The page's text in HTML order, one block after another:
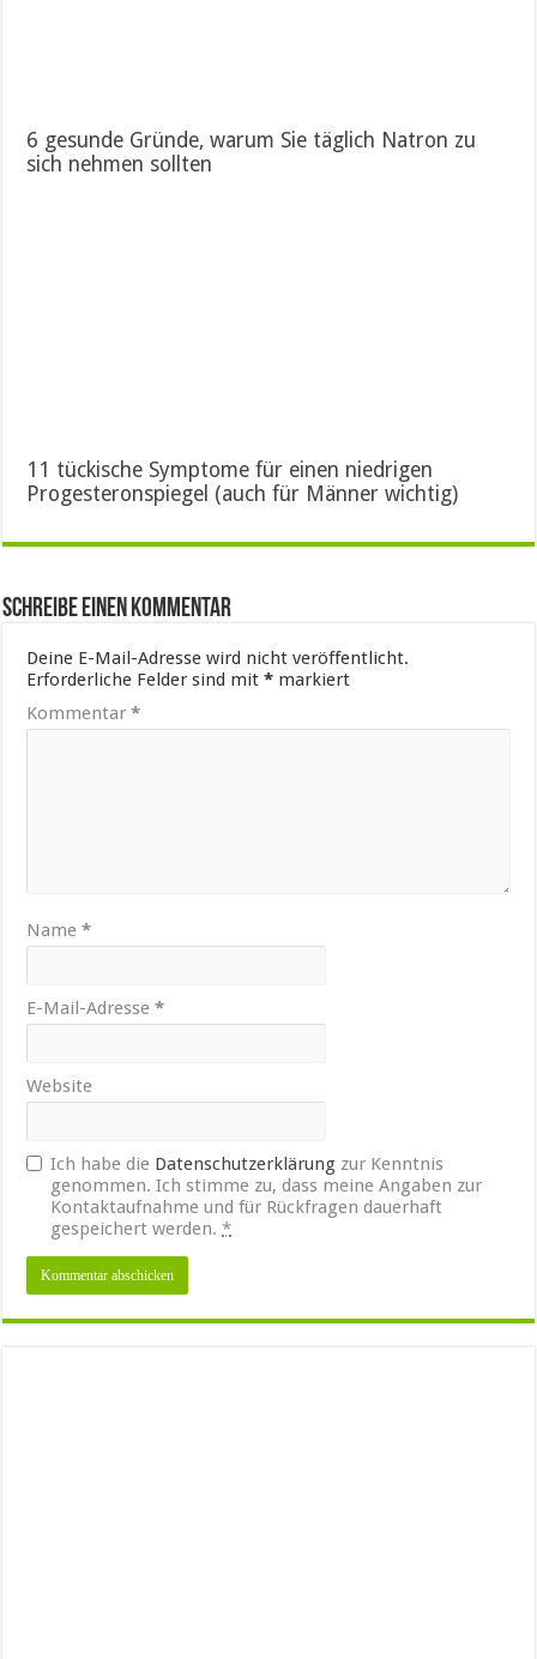
6 gesunde Gründe, warum Sie täglich Natron zu
sich nehmen sollten
11 tückische Symptome für einen niedrigen
Progesteronspiegel (auch für Männer wichtig)
Schreibe einen Kommentar
Deine E-Mail-Adresse wird nicht veröffentlicht.
Erforderliche Felder sind mit* markiert
Kommentar*
Name*
E-Mail-Adresse*
Website
Ich habe die Datenschutzerklärung zur Kenntnis
genommen. Ich stimme zu, dass meine Angaben zur
Kontaktaufnahme und für Rückfragen dauerhaft
gespeichert werden.*